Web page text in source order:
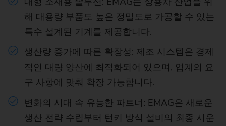
해 대용량 부품도 높은 정밀도로 가공할 수 있는
특수 설계된 기계를 제공합니다.
생산량 증가에 따른 확장성: 제조 시스템은 경제
적인 대량 양산에 최적화되어 있으며, 업계의 요
구 사항에 맞춰 확장 가능합니다.
변화의 시대 속 유능한 파트너: EMAG은 새로운
생산 전략 수립부터 턴키 방식 설비의 최종 시운